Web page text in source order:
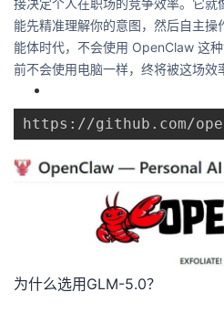
博
客
的
论
坛
我
的
圈
我
的
我
注
开
的
我
接决定个人在职场的竞争效率。它就
能先精准理解你的意图，然后自主操
能体时代，不会使用 OpenClaw 这
前不会使用电脑一样，终将被这场效
https://github.com/
为什么选用GLM-5.0？